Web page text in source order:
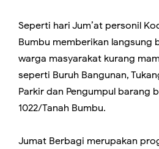
Seperti hari Jum’at personil
Bumbu memberikan langsung
warga masyarakat kurang
seperti Buruh Bangunan,
Parkir dan Pengumpul barang
1022/Tanah Bumbu.
Jumat Berbagi merupakan